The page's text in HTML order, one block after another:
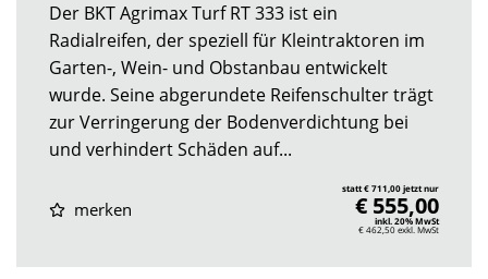
Der BKT Agrimax Turf RT 333 ist ein
Radialreifen, der speziell für Kleintraktoren im
Garten-, Wein- und Obstanbau entwickelt
wurde. Seine abgerundete Reifenschulter trägt
zur Verringerung der Bodenverdichtung bei
und verhindert Schäden auf...
merken
statt € 711,00 jetzt nur
€ 555,00
inkl. 20% MwSt
€ 462,50exkl. MwSt